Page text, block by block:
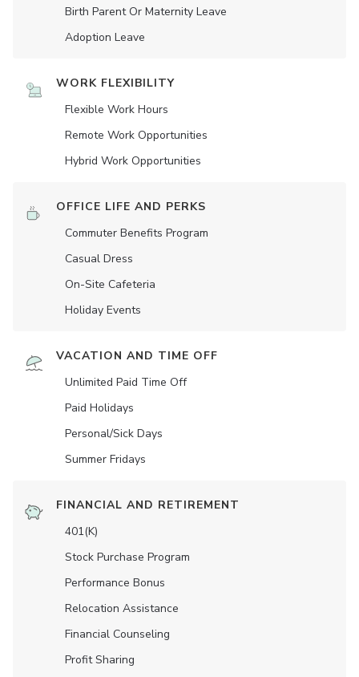
Birth Parent Or Maternity Leave
Adoption Leave
WORK FLEXIBILITY
Flexible Work Hours
Remote Work Opportunities
Hybrid Work Opportunities
OFFICE LIFE AND PERKS
Commuter Benefits Program
Casual Dress
On-Site Cafeteria
Holiday Events
VACATION AND TIME OFF
Unlimited Paid Time Off
Paid Holidays
Personal/Sick Days
Summer Fridays
FINANCIAL AND RETIREMENT
401(K)
Stock Purchase Program
Performance Bonus
Relocation Assistance
Financial Counseling
Profit Sharing